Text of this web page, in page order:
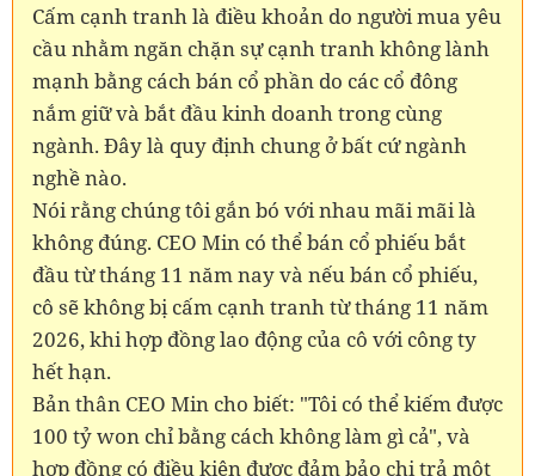
Cấm cạnh tranh là điều khoản do người mua yêu
cầu nhằm ngăn chặn sự cạnh tranh không lành
mạnh bằng cách bán cổ phần do các cổ đông
nắm giữ và bắt đầu kinh doanh trong cùng
ngành. Đây là quy định chung ở bất cứ ngành
nghề nào.
Nói rằng chúng tôi gắn bó với nhau mãi mãi là
không đúng. CEO Min có thể bán cổ phiếu bắt
đầu từ tháng 11 năm nay và nếu bán cổ phiếu,
cô sẽ không bị cấm cạnh tranh từ tháng 11 năm
2026, khi hợp đồng lao động của cô với công ty
hết hạn.
Bản thân CEO Min cho biết: "Tôi có thể kiếm được
100 tỷ won chỉ bằng cách không làm gì cả", và
hợp đồng có điều kiện được đảm bảo chi trả một